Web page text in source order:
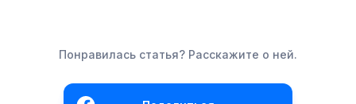
Понравилась статья? Расскажите о ней.